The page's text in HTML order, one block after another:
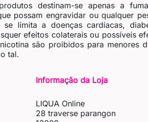
destinam-se apenas a
possam engravidar ou qualquer
limita a doenças cardíacas,
efeitos colaterais ou possíveis
são proibidos para menores
tal.
Informação da Loja
LIQUA Online
28 traverse parangon